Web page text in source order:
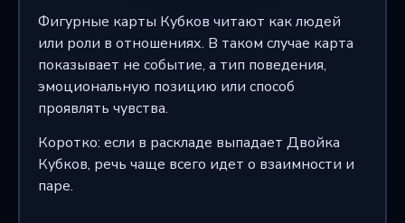
Фигурные карты Кубков читают как людей
или роли в отношениях. В таком случае карта
показывает не событие, а тип поведения,
эмоциональную позицию или способ
проявлять чувства.
Коротко: если в раскладе выпадает Двойка
Кубков, речь чаще всего идет о взаимности и
паре.